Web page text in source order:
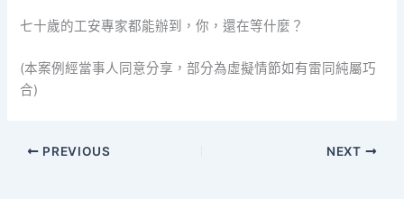
七十歲的工安專家都能辦到，你，還在等什麼？
(本案例經當事人同意分享，部分為虛擬情節如有雷同純屬巧
合)
PREVIOUS NEXT